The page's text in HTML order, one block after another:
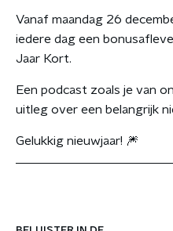
Vanaf maandag 26
iedere dag een
Jaar Kort.
Een podcast zoals je van
uitleg over een belangrijk
Gelukkig nieuwjaar! 🎆